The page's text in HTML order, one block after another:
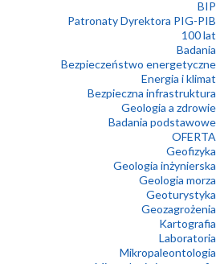
BIP
Patronaty Dyrektora PIG-PIB
100 lat
Badania
Bezpieczeństwo energetyczne
Energia i klimat
Bezpieczna infrastruktura
Geologia a zdrowie
Badania podstawowe
OFERTA
Geofizyka
Geologia inżynierska
Geologia morza
Geoturystyka
Geozagrożenia
Kartografia
Laboratoria
Mikropaleontologia